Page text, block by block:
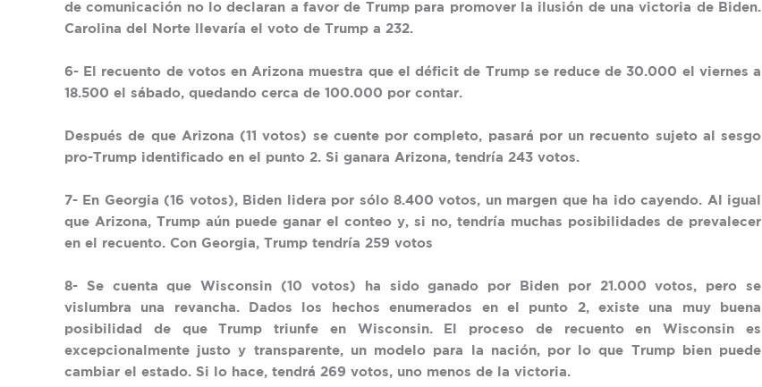
de comunicación no lo declaran a favor de Trump para promover la ilusión de una victoria de Biden.
Carolina del Norte llevaría el voto de Trump a 232.
6- El recuento de votos en Arizona muestra que el déficit de Trump se reduce de 30.000 el viernes a
18.500 el sábado, quedando cerca de 100.000 por contar.
Después de que Arizona (11 votos) se cuente por completo, pasará por un recuento sujeto al sesgo
pro-Trump identificado en el punto 2. Si ganara Arizona, tendría 243 votos.
7- En Georgia (16 votos), Biden lidera por sólo 8.400 votos, un margen que ha ido cayendo. Al igual
que Arizona, Trump aún puede ganar el conteo y, si no, tendría muchas posibilidades de prevalecer
en el recuento. Con Georgia, Trump tendría 259 votos
8- Se cuenta que Wisconsin (10 votos) ha sido ganado por Biden por 21.000 votos, pero se
vislumbra una revancha. Dados los hechos enumerados en el punto 2, existe una muy buena
posibilidad de que Trump triunfe en Wisconsin. El proceso de recuento en Wisconsin es
excepcionalmente justo y transparente, un modelo para la nación, por lo que Trump bien puede
cambiar el estado. Si lo hace, tendrá 269 votos, uno menos de la victoria.